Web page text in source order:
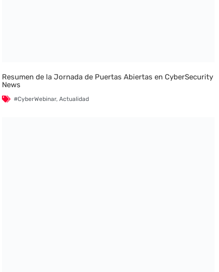
Resumen de la Jornada de Puertas Abiertas en CyberSecurity
News
#CyberWebinar,Actualidad